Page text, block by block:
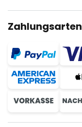
Zahlungsarten